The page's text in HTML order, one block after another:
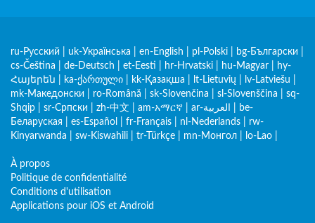
ru-Русский uk-Українська en-English pl-Polski bg-Български
cs-Čeština
de-Deutsch et-Eesti hr-Hrvatski hu-Magyar
hy-
Հայերեն
ka-ქართული kk-Қазақша lt-Lietuvių lv-Latviešu
mk-Македонски
ro-Română sk-Slovenčina sl-Slovenščina
sq-
Shqip
sr-Српски zh-中文 am-አማርኛ ar-العربية
be-
Беларуская
es-Español fr-Français nl-Nederlands
rw-
Kinyarwanda
sw-Kiswahili tr-Türkçe mn-Монгол lo-Lao
À propos
Politique de confidentialité
Conditions d'utilisation
Applications pour iOS et Android